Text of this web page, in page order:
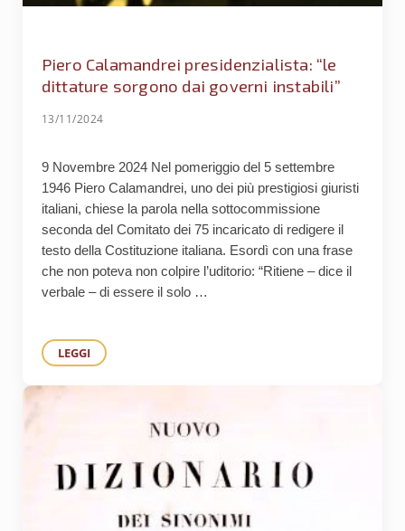
Piero Calamandrei presidenzialista: “le
dittature sorgono dai governi instabili”
13/11/2024
9 Novembre 2024 Nel pomeriggio del 5 settembre
1946 Piero Calamandrei, uno dei più prestigiosi giuristi
italiani, chiese la parola nella sottocommissione
seconda del Comitato dei 75 incaricato di redigere il
testo della Costituzione italiana. Esordì con una frase
che non poteva non colpire l’uditorio: “Ritiene – dice il
verbale – di essere il solo …
LEGGI
PIERO CALAMANDREI PRESIDENZIALISTA: “LE